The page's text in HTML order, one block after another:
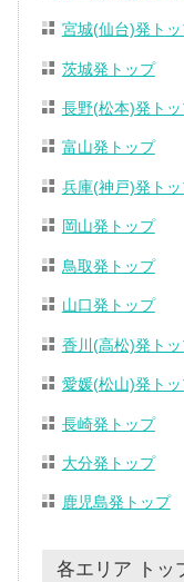
宮城(仙台)発ト
茨城発トップ
長野(松本)発ト
富山発トップ
兵庫(神戸)発ト
岡山発トップ
鳥取発トップ
山口発トップ
香川(高松)発ト
愛媛(松山)発ト
長崎発トップ
大分発トップ
鹿児島発トップ
各エリア トッ